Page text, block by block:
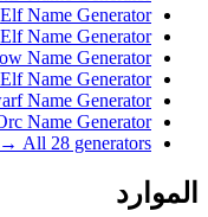
Elf Name Generator
Name Generator
Name Generator
Name Generator
Name Generator
Name Generator
All 28 generators →
الموارد